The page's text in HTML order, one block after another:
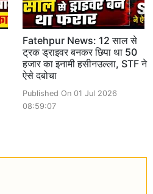
Fatehpur News: 12 साल से
ट्रक ड्राइवर बनकर छिपा था 50
हजार का इनामी हसीनउल्ला, STF ने
ऐसे दबोचा
Published On 01 Jul 2026
08:59:07